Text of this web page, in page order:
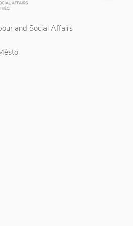
and Social Affairs